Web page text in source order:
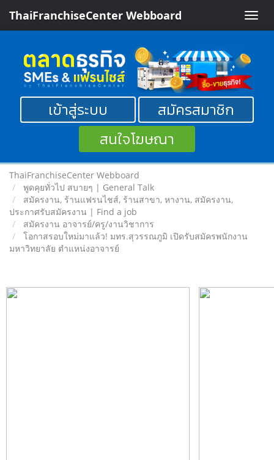
Toggle
ThaiFranchiseCenter Webboard
เข้าสู่ระบบ
สมัครสมาชิก
สนใจโฆษณา
ThaiFranchiseCenter Webboard
พูดคุยทั่วไป สบายๆ | General Talk
สมัครงาน, ร้านแฟรนไชส์, ร้านสาขา, หางาน, สมัครงาน,
ประกาศรับสมัครงาน | Find a job
สมัครงาน อาจารย์/ครู/งานวิชาการ
โอกาสรอบใหม่มาแล้ว! มทร.สุวรรณภูมิ เปิดรับสมัครพนักงาน
มหาวิทยาลัย ตำแหน่งอาจารย์